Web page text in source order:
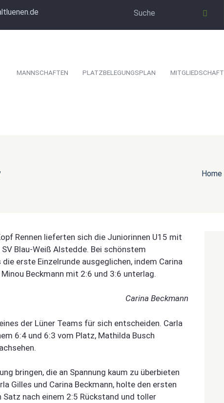
MANNSCHAFTEN PLATZBELEGUNGSPLAN MITGLIEDSCHAFT
Home
Rennen lieferten sich die Juniorinnen U15 mit
Blau-Weiß Alstedde. Bei schönstem
erste Einzelrunde ausgeglichen, indem Carina
Beckmann mit 2:6 und 3:6 unterlag.
Carina Beckmann
der Lüner Teams für sich entscheiden. Carla
6:4 und 6:3 vom Platz, Mathilda Busch
bringen, die an Spannung kaum zu überbieten
Gilles und Carina Beckmann, holte den ersten
nach einem 2:5 Rückstand und toller